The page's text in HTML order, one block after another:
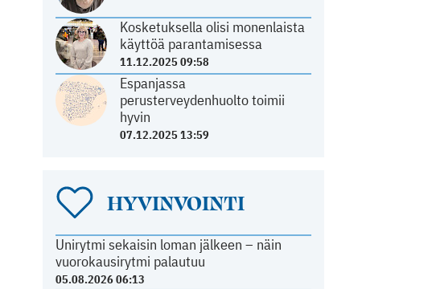
Kosketuksella olisi monenlaista
käyttöä parantamisessa
11.12.2025 09:58
Espanjassa
perusterveydenhuolto toimii
hyvin
07.12.2025 13:59
HYVINVOINTI
Unirytmi sekaisin loman jälkeen – näin
vuorokausirytmi palautuu
05.08.2026 06:13